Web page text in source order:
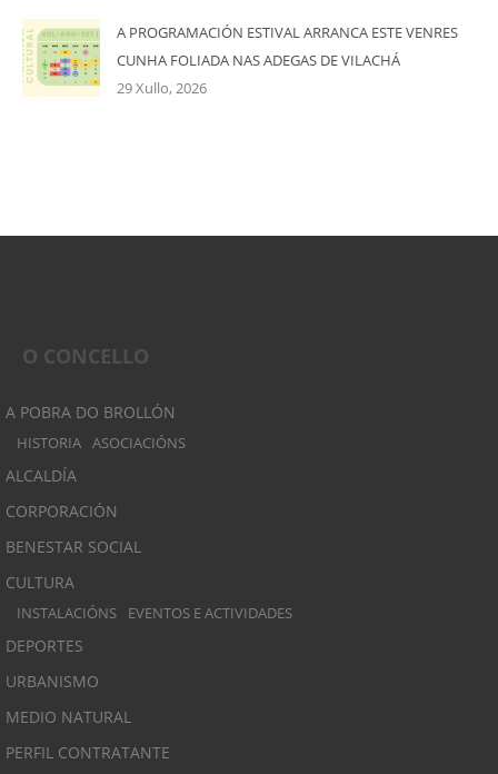
A PROGRAMACIÓN ESTIVAL ARRANCA ESTE VENRES
CUNHA FOLIADA NAS ADEGAS DE VILACHÁ
29 Xullo, 2026
O CONCELLO
A POBRA DO BROLLÓN
HISTORIA ASOCIACIÓNS
ALCALDÍA
CORPORACIÓN
BENESTAR SOCIAL
CULTURA
INSTALACIÓNS EVENTOS E ACTIVIDADES
DEPORTES
URBANISMO
MEDIO NATURAL
PERFIL CONTRATANTE